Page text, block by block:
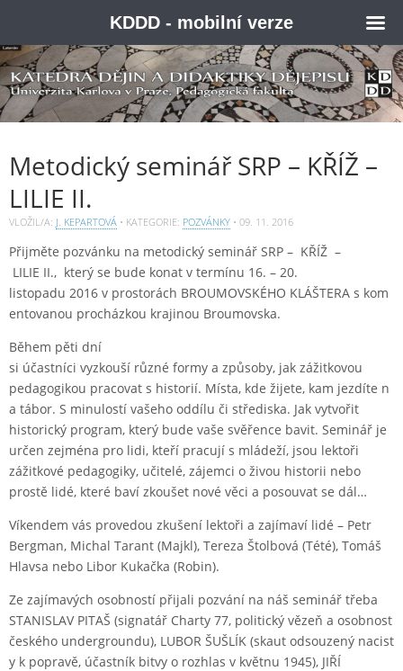
Metodický seminář SRP – KŘÍŽ –
LILIE II.
VLOŽIL/A: J. KEPARTOVÁ • KATEGORIE: POZVÁNKY • 09. 11. 2016
Přijměte pozvánku na metodický seminář SRP – KŘÍŽ –
LILIE II., který se bude konat v termínu 16. – 20.
listopadu 2016 v prostorách BROUMOVSKÉHO KLÁŠTERA s kom
entovanou procházkou krajinou Broumovska.
Během pěti dní
si účastníci vyzkouší různé formy a způsoby, jak zážitkovou
pedagogikou pracovat s historií. Místa, kde žijete, kam jezdíte n
a tábor. S minulostí vašeho oddílu či střediska. Jak vytvořit
historický program, který bude vaše svěřence bavit. Seminář je
určen zejména pro lidi, kteří pracují s mládeží, jsou lektoři
zážitkové pedagogiky, učitelé, zájemci o živou historii nebo
prostě lidé, které baví zkoušet nové věci a posouvat se dál…
Víkendem vás provedou zkušení lektoři a zajímaví lidé – Petr
Bergman, Michal Tarant (Majkl), Tereza Štolbová (Tété), Tomáš
Hlavsa nebo Libor Kukačka (Robin).
Ze zajímavých osobností přijali pozvání na náš seminář třeba
STANISLAV PITAŠ (signatář Charty 77, politický vězeň a osobnost
českého undergroundu), LUBOR ŠUŠLÍK (skaut odsouzený nacist
y k popravě, účastník bitvy o rozhlas v květnu 1945), JIŘÍ
KDDD - mobilní verze